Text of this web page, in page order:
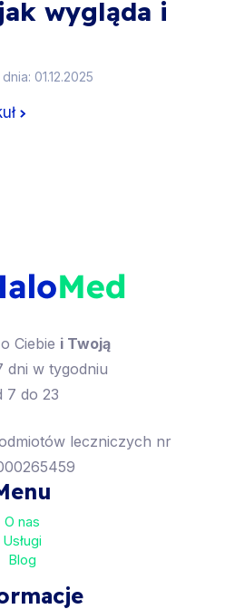
wygląda i
dnia: 01.12.2025
Ciebie i Twoją
dni w tygodniu
7 do 23
leczniczych nr
O nas
Usługi
Blog